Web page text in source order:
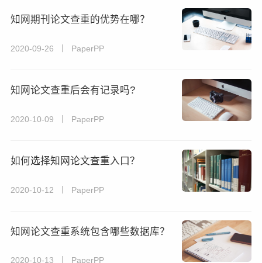
知网期刊论文查重的优势在哪？
2020-09-26 丨 PaperPP
知网论文查重后会有记录吗?
2020-10-09 丨 PaperPP
如何选择知网论文查重入口？
2020-10-12 丨 PaperPP
知网论文查重系统包含哪些数据库？
2020-10-13 丨 PaperPP